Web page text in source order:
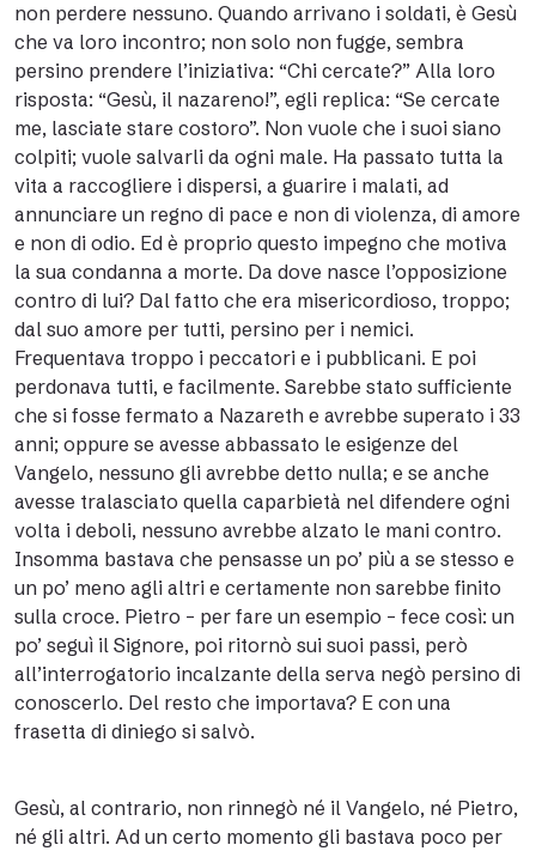
non perdere nessuno. Quando arrivano i soldati, è Gesù
che va loro incontro; non solo non fugge, sembra
persino prendere l’iniziativa: “Chi cercate?” Alla loro
risposta: “Gesù, il nazareno!”, egli replica: “Se cercate
me, lasciate stare costoro”. Non vuole che i suoi siano
colpiti; vuole salvarli da ogni male. Ha passato tutta la
vita a raccogliere i dispersi, a guarire i malati, ad
annunciare un regno di pace e non di violenza, di amore
e non di odio. Ed è proprio questo impegno che motiva
la sua condanna a morte. Da dove nasce l’opposizione
contro di lui? Dal fatto che era misericordioso, troppo;
dal suo amore per tutti, persino per i nemici.
Frequentava troppo i peccatori e i pubblicani. E poi
perdonava tutti, e facilmente. Sarebbe stato sufficiente
che si fosse fermato a Nazareth e avrebbe superato i 33
anni; oppure se avesse abbassato le esigenze del
Vangelo, nessuno gli avrebbe detto nulla; e se anche
avesse tralasciato quella caparbietà nel difendere ogni
volta i deboli, nessuno avrebbe alzato le mani contro.
Insomma bastava che pensasse un po’ più a se stesso e
un po’ meno agli altri e certamente non sarebbe finito
sulla croce. Pietro – per fare un esempio – fece così: un
po’ seguì il Signore, poi ritornò sui suoi passi, però
all’interrogatorio incalzante della serva negò persino di
conoscerlo. Del resto che importava? E con una
frasetta di diniego si salvò.
Gesù, al contrario, non rinnegò né il Vangelo, né Pietro,
né gli altri. Ad un certo momento gli bastava poco per